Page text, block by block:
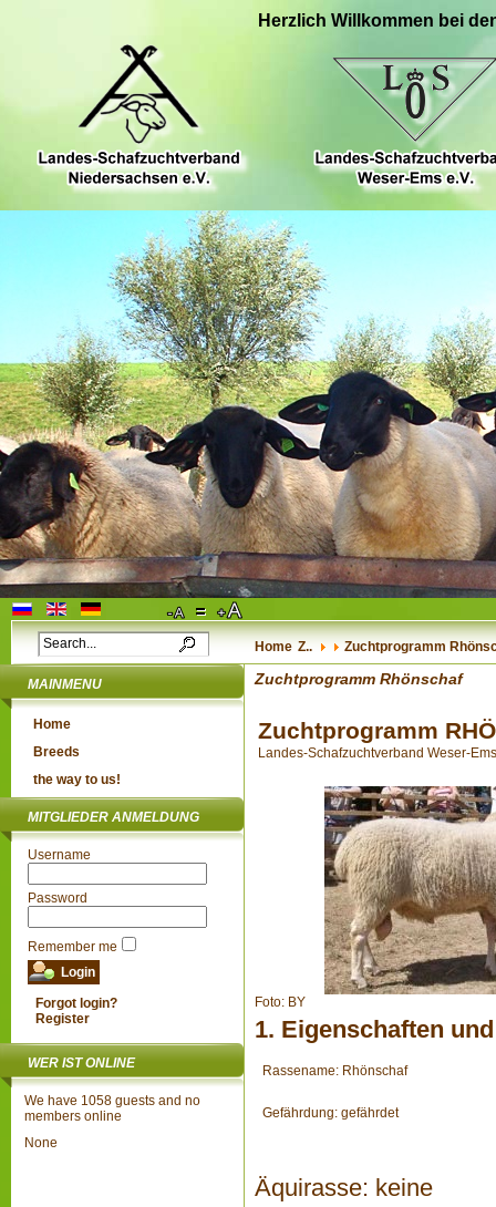
Herzlich Willkommen bei
Home Z.. Zuchtprogramm
MAINMENU
Home
Breeds
the way to us!
MITGLIEDER ANMELDUNG
Username
Password
Remember me
Forgot login?
Register
WER IST ONLINE
We have 1058 guests and no
members online
None
Zuchtprogramm Rhönschaf
Zuchtprogramm
Landes-Schafzuchtverband Weser-
Foto: BY
1. Eigenschaften
Rassename: Rhönschaf
Gefährdung: gefährdet
Äquirasse: keine